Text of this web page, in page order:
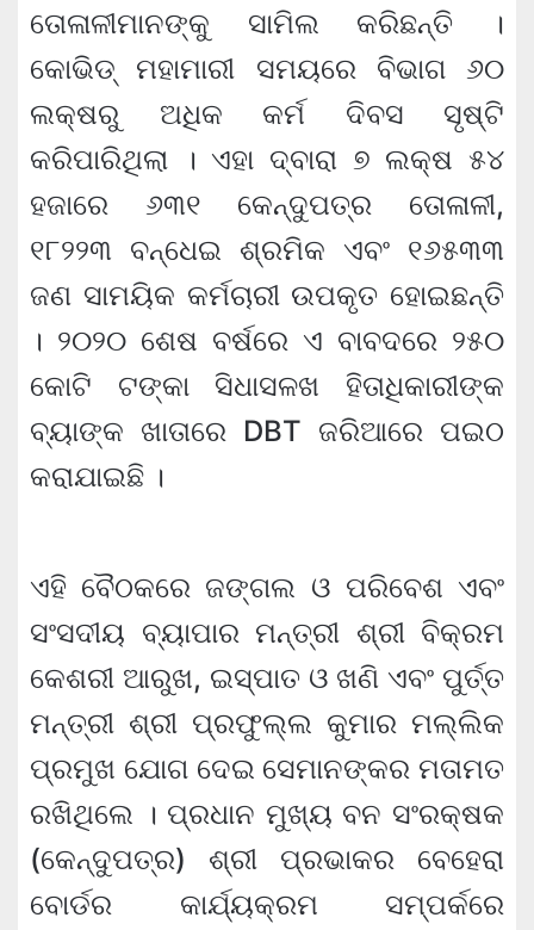
ତୋଳାଳୀମାନଙ୍କୁ ସାମିଲ କରିଛନ୍ତି ।
କୋଭିଡ୍‌ ମହାମାରୀ ସମୟରେ ବିଭାଗ ୬୦
ଲକ୍ଷରୁ ଅଧିକ କର୍ମ ଦିବସ ସୃଷ୍ଟି
କରିପାରିଥିଲା । ଏହା ଦ୍ବାରା ୭ ଲକ୍ଷ ୫୪
ହଜାରେ ୬୩୧ କେନ୍ଦୁପତ୍ର ତୋଳାଳୀ,
୧୮୨୨୩ ବନ୍ଧେଇ ଶ୍ରମିକ ଏବଂ ୧୬୫୩୩
ଜଣ ସାମୟିକ କର୍ମଚାରୀ ଉପକୃତ ହୋଇଛନ୍ତି
। ୨୦୨୦ ଶେଷ ବର୍ଷରେ ଏ ବାବଦରେ ୨୫୦
କୋଟି ଟଙ୍କା ସିଧାସଳଖ ହିତାଧିକାରୀଙ୍କ
ବ୍ୟାଙ୍କ ଖାତାରେ DBT ଜରିଆରେ ପଇଠ
କରାଯାଇଛି ।
ଏହି ବୈଠକରେ ଜଙ୍ଗଲ ଓ ପରିବେଶ ଏବଂ
ସଂସଦୀୟ ବ୍ୟାପାର ମନ୍ତ୍ରୀ ଶ୍ରୀ ବିକ୍ରମ
କେଶରୀ ଆରୁଖ, ଇସ୍ପାତ ଓ ଖଣି ଏବଂ ପୁର୍ତ୍ତ
ମନ୍ତ୍ରୀ ଶ୍ରୀ ପ୍ରଫୁଲ୍ଲ କୁମାର ମଲ୍ଲିକ
ପ୍ରମୁଖ ଯୋଗ ଦେଇ ସେମାନଙ୍କର ମତାମତ
ରଖିଥିଲେ । ପ୍ରଧାନ ମୁଖ୍ୟ ବନ ସଂରକ୍ଷକ
(କେନ୍ଦୁପତ୍ର) ଶ୍ରୀ ପ୍ରଭାକର ବେହେରା
ବୋର୍ଡର କାର୍ଯ୍ୟକ୍ରମ ସମ୍ପର୍କରେ